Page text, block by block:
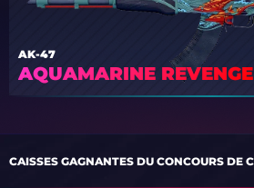
AK-47
AQUAMARINE REVENGE